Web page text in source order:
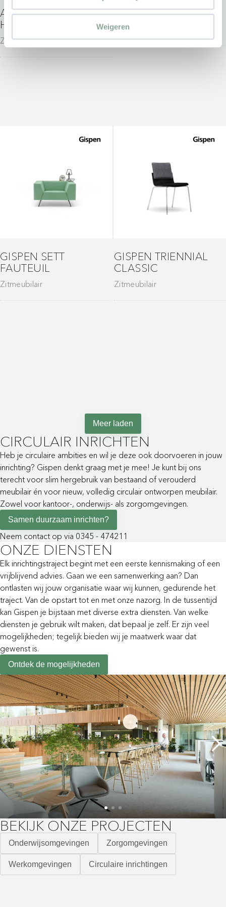
Weigeren
AHREND REVOLT BY
HAY
Zitmeubilair
GISPEN JUNA
Zitmeubilair
GISPEN SETT
FAUTEUIL
Zitmeubilair
GISPEN TRIENNIAL
CLASSIC
Zitmeubilair
Meer laden
CIRCULAIR INRICHTEN
Heb je circulaire ambities en wil je deze ook doorvoeren in jouw
inrichting? Gispen denkt graag met je mee! Je kunt bij ons
terecht voor slim hergebruik van bestaand of verouderd
meubilair én voor nieuw, volledig circulair ontworpen meubilair.
Zowel voor kantoor-, onderwijs- als zorgomgevingen.
Samen duurzaam inrichten?
Neem contact op via 0345 - 474211
ONZE DIENSTEN
Elk inrichtingstraject begint met een eerste kennismaking of een
vrijblijvend advies. Gaan we een samenwerking aan? Dan
ontlasten wij jouw organisatie waar wij kunnen, gedurende het
traject. Van de opstart tot en met onze nazorg. In de tussentijd
kan Gispen je bijstaan met diverse extra diensten. Van welke
diensten je gebruik wilt maken, dat bepaal je zelf. Er zijn veel
mogelijkheden; tegelijk bieden wij je maatwerk waar dat
gewenst is.
Ontdek de mogelijkheden
BEKIJK ONZE PROJECTEN
Onderwijsomgevingen Zorgomgevingen
Werkomgevingen Circulaire inrichtingen